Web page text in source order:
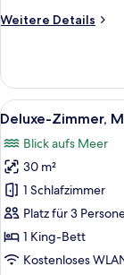
Weitere Details
Weitere
Suite,
Meerblick
Alle
Fotos
für
Deluxe-
Zimmer,
Meerblick
anzeigen
5
Deluxe-Zimmer,
Blick aufs Meer
30 m²
1 Schlafzimmer
Platz für 3
1 King-Bett
Kostenloses